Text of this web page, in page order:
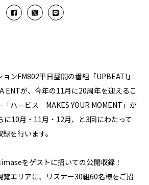
ンFM802平日昼間の番組「UPBEAT!」
ENTが、今年の11月に20周年を迎えるこ
「ハービス MAKES YOUR MOMENT」が
に10月・11月・12月、と3回にわたって
を行います。
をゲストに招いての公開収録！
覧エリアに、リスナー30組60名様をご招